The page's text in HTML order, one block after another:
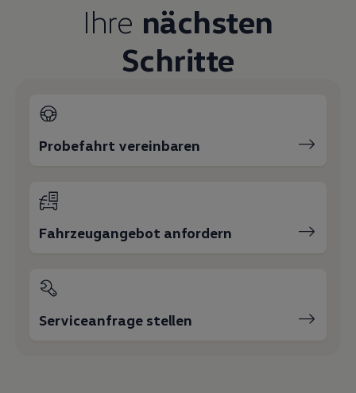
Ihre nächsten
Schritte
Probefahrt vereinbaren
Fahrzeugangebot anfordern
Serviceanfrage stellen